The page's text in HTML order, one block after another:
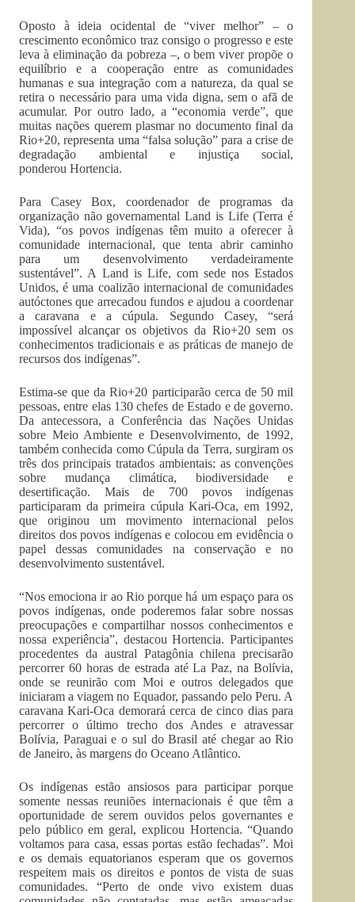
Oposto à ideia ocidental de “viver melhor” – o
crescimento econômico traz consigo o progresso e este
leva à eliminação da pobreza –, o bem viver propõe o
equilíbrio e a cooperação entre as comunidades
humanas e sua integração com a natureza, da qual se
retira o necessário para uma vida digna, sem o afã de
acumular. Por outro lado, a “economia verde”, que
muitas nações querem plasmar no documento final da
Rio+20, representa uma “falsa solução” para a crise de
degradação ambiental e injustiça social,
ponderou Hortencia.
Para Casey Box, coordenador de programas da
organização não governamental Land is Life (Terra é
Vida), “os povos indígenas têm muito a oferecer à
comunidade internacional, que tenta abrir caminho
para um desenvolvimento verdadeiramente
sustentável”. A Land is Life, com sede nos Estados
Unidos, é uma coalizão internacional de comunidades
autóctones que arrecadou fundos e ajudou a coordenar
a caravana e a cúpula. Segundo Casey, “será
impossível alcançar os objetivos da Rio+20 sem os
conhecimentos tradicionais e as práticas de manejo de
recursos dos indígenas”.
Estima-se que da Rio+20 participarão cerca de 50 mil
pessoas, entre elas 130 chefes de Estado e de governo.
Da antecessora, a Conferência das Nações Unidas
sobre Meio Ambiente e Desenvolvimento, de 1992,
também conhecida como Cúpula da Terra, surgiram os
três dos principais tratados ambientais: as convenções
sobre mudança climática, biodiversidade e
desertificação. Mais de 700 povos indígenas
participaram da primeira cúpula Kari-Oca, em 1992,
que originou um movimento internacional pelos
direitos dos povos indígenas e colocou em evidência o
papel dessas comunidades na conservação e no
desenvolvimento sustentável.
“Nos emociona ir ao Rio porque há um espaço para os
povos indígenas, onde poderemos falar sobre nossas
preocupações e compartilhar nossos conhecimentos e
nossa experiência”, destacou Hortencia. Participantes
procedentes da austral Patagônia chilena precisarão
percorrer 60 horas de estrada até La Paz, na Bolívia,
onde se reunirão com Moi e outros delegados que
iniciaram a viagem no Equador, passando pelo Peru. A
caravana Kari-Oca demorará cerca de cinco dias para
percorrer o último trecho dos Andes e atravessar
Bolívia, Paraguai e o sul do Brasil até chegar ao Rio
de Janeiro, às margens do Oceano Atlântico.
Os indígenas estão ansiosos para participar porque
somente nessas reuniões internacionais é que têm a
oportunidade de serem ouvidos pelos governantes e
pelo público em geral, explicou Hortencia. “Quando
voltamos para casa, essas portas estão fechadas”. Moi
e os demais equatorianos esperam que os governos
respeitem mais os direitos e pontos de vista de suas
comunidades. “Perto de onde vivo existem duas